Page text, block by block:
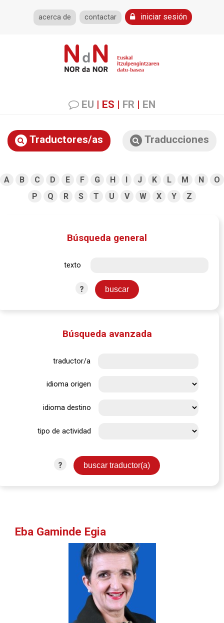
acerca de contactar iniciar sesión
EU | ES | FR | EN
Traductores/as Traducciones
A B C D E F G H I J K L M N
O
P
Q R S T U V W X Y Z
Búsqueda general
texto
?
Búsqueda avanzada
traductor/a
idioma origen
idioma destino
tipo de actividad
?
Eba Gaminde Egia